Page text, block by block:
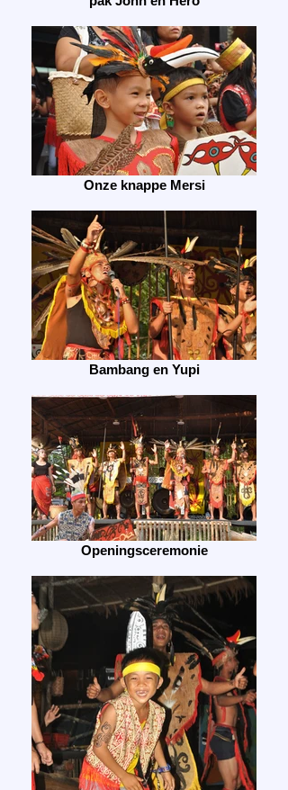
Onze knappe Mersi
Bambang en Yupi
Openingsceremonie